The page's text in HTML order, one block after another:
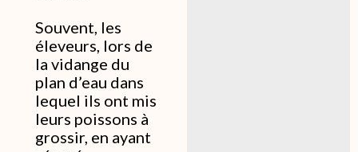
Souvent, les
éleveurs, lors de
la vidange du
plan d’eau dans
lequel ils ont mis
leurs poissons à
grossir, en ayant